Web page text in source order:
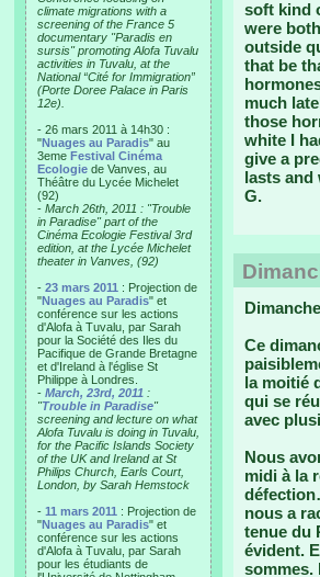
climate migrations with a
screening of the France 5
documentary "Paradis en
sursis" promoting Alofa Tuvalu
activities in Tuvalu, at the
National “Cité for Immigration”
(Porte Doree Palace in Paris
12e).
- 26 mars 2011 à 14h30 :
"Nuages au Paradis" au
3eme Festival Cinéma
Ecologie de Vanves, au
Théâtre du Lycée Michelet
(92)
- March 26th, 2011 : "Trouble
in Paradise" part of the
Cinéma Ecologie Festival 3rd
edition, at the Lycée Michelet
theater in Vanves, (92)
- 23 mars 2011 : Projection de
"Nuages au Paradis" et
conférence sur les actions
d'Alofa à Tuvalu, par Sarah
pour la Société des Iles du
Pacifique de Grande Bretagne
et d'Ireland à l'église St
Philippe à Londres.
- March, 23rd, 2011 :
"Trouble in Paradise"
screening and lecture on what
Alofa Tuvalu is doing in Tuvalu,
for the Pacific Islands Society
of the UK and Ireland at St
Philips Church, Earls Court,
London, by Sarah Hemstock
- 11 mars 2011 : Projection de
"Nuages au Paradis" et
conférence sur les actions
d'Alofa à Tuvalu, par Sarah
pour les étudiants de
soft kind
were
outside
that be
much
those
white I
give a
lasts
G.
Ce
la moitié
qui se
avec
Nous
midi à la
nous a
tenue du
évident.
sommes.